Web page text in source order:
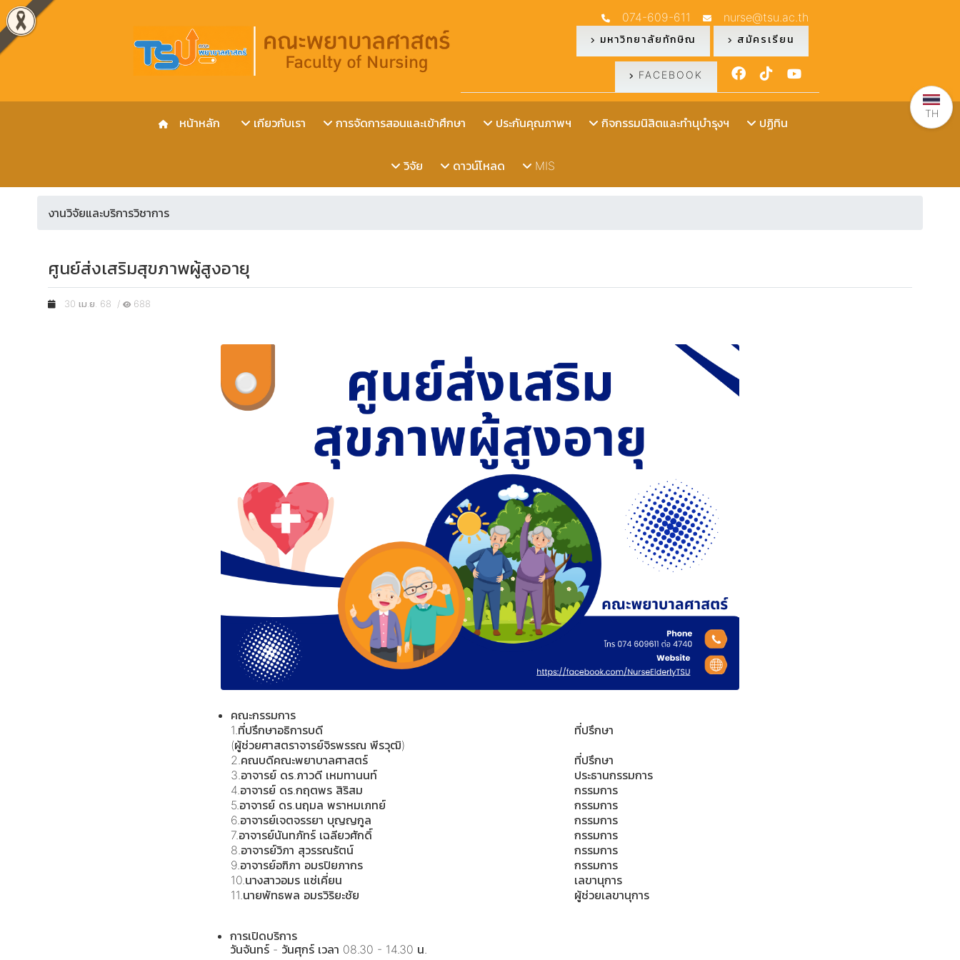
074-609-611 nurse@tsu.ac.th
มหาวิทยาลัยทักษิณ สมัครเรียน
FACEBOOK
หน้าหลัก เกียวกับเรา การจัดการสอนและเข้าศึกษา ประกันคุณภาพฯ กิจกรรมนิสิตและทำนุบำรุงฯ ปฏิทิน
วิจัย ดาวน์โหลด MIS
งานวิจัยและบริการวิชาการ
ศูนย์ส่งเสริมสุขภาพผู้สูงอายุ
30 เม.ย. 68 / 688
คณะกรรมการ
1.ที่ปรึกษาอธิการบดี
ที่ปรึกษา
(ผู้ช่วยศาสตราจารย์จิรพรรณ พีรวุฒิ)
2.คณบดีคณะพยาบาลศาสตร์
ที่ปรึกษา
3.อาจารย์ ดร.ภาวดี เหมทานนท์
ประธานกรรมการ
4.อาจารย์ ดร.กฤตพร สิริสม
กรรมการ
5.อาจารย์ ดร.นฤมล พราหมเภทย์
กรรมการ
6.อาจารย์เจตจรรยา บุญญกูล
กรรมการ
7.อาจารย์นันทภัทร์ เฉลียวศักดิ์
กรรมการ
8.อาจารย์วิภา สุวรรณรัตน์
กรรมการ
9.อาจารย์อฑิภา อมรปิยภากร
กรรมการ
10.นางสาวอมร แซ่เคี่ยน
เลขานุการ
11.นายพัทธพล อมรวิริยะชัย
ผู้ช่วยเลขานุการ
การเปิดบริการ
วันจันทร์ - วันศุกร์ เวลา 08.30 - 14.30 น.
TH